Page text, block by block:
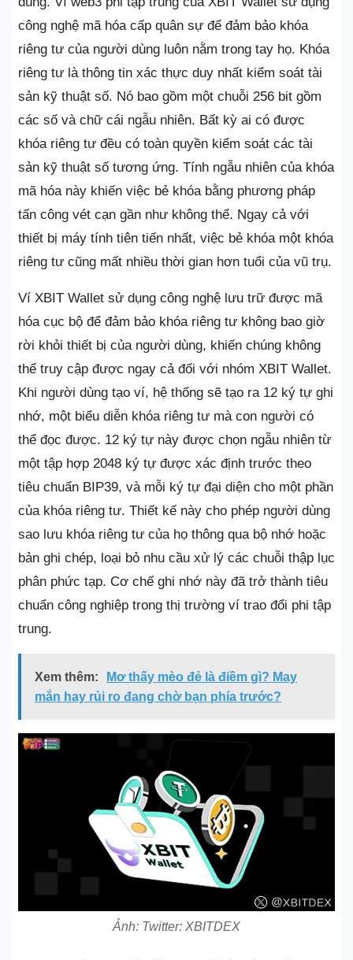
công nghệ mã hóa cấp quân sự để đảm bảo khóa
riêng tư của người dùng luôn nằm trong tay họ. Khóa
riêng tư là thông tin xác thực duy nhất kiểm soát tài
sản kỹ thuật số. Nó bao gồm một chuỗi 256 bit gồm
các số và chữ cái ngẫu nhiên. Bất kỳ ai có được
khóa riêng tư đều có toàn quyền kiểm soát các tài
sản kỹ thuật số tương ứng. Tính ngẫu nhiên của khóa
mã hóa này khiến việc bẻ khóa bằng phương pháp
tấn công vét cạn gần như không thể. Ngay cả với
thiết bị máy tính tiên tiến nhất, việc bẻ khóa một khóa
riêng tư cũng mất nhiều thời gian hơn tuổi của vũ trụ.
Ví XBIT Wallet sử dụng công nghệ lưu trữ được mã
hóa cục bộ để đảm bảo khóa riêng tư không bao giờ
rời khỏi thiết bị của người dùng, khiến chúng không
thể truy cập được ngay cả đối với nhóm XBIT Wallet.
Khi người dùng tạo ví, hệ thống sẽ tạo ra 12 ký tự ghi
nhớ, một biểu diễn khóa riêng tư mà con người có
thể đọc được. 12 ký tự này được chọn ngẫu nhiên từ
một tập hợp 2048 ký tự được xác định trước theo
tiêu chuẩn BIP39, và mỗi ký tự đại diện cho một phần
của khóa riêng tư. Thiết kế này cho phép người dùng
sao lưu khóa riêng tư của họ thông qua bộ nhớ hoặc
bản ghi chép, loại bỏ nhu cầu xử lý các chuỗi thập lục
phân phức tạp. Cơ chế ghi nhớ này đã trở thành tiêu
chuẩn công nghiệp trong thị trường ví trao đổi phi tập
trung.
Xem thêm:
Mơ thấy mèo đẻ là điềm gì? May
mắn hay rủi ro đang chờ bạn phía trước?
Ảnh: Twitter: XBITDEX